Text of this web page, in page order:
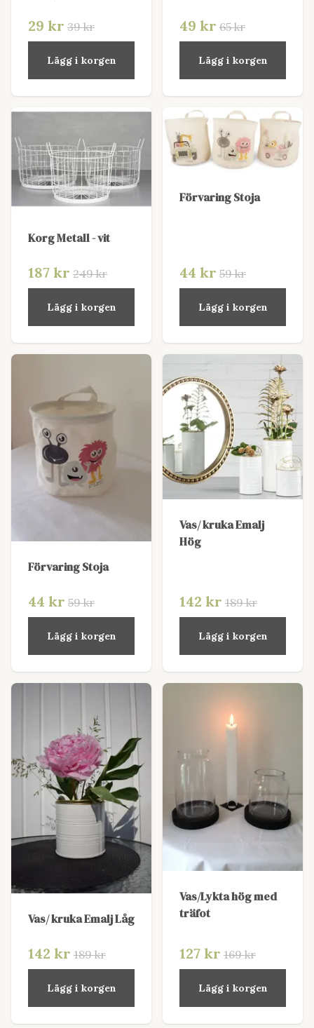
29 kr 39 kr
Lägg i korgen
49 kr 65 kr
Lägg i korgen
Korg Metall - vit
187 kr 249 kr
Lägg i korgen
Förvaring Stoja
44 kr 59 kr
Lägg i korgen
Förvaring Stoja
44 kr 59 kr
Lägg i korgen
Vas/ kruka Emalj
Hög
142 kr 189 kr
Lägg i korgen
Vas/ kruka Emalj Låg
142 kr 189 kr
Lägg i korgen
Vas/Lykta hög med
träfot
127 kr 169 kr
Lägg i korgen